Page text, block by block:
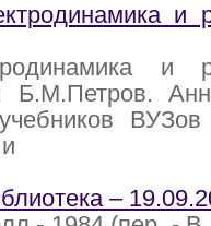
и
и
Б.М.Петров.
–